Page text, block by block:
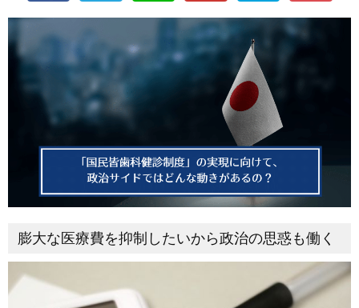
膨大な医療費を抑制したいから政治の思惑も働く